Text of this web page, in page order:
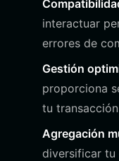
interactuar
errores de
Gestión
proporciona
tu
Agregación
diversificar tu